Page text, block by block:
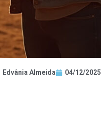
Edvânia Almeida 04/12/2025